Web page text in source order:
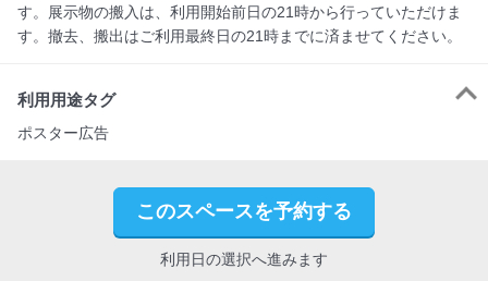
す。展示物の搬入は、利用開始前日の21時から行っていただけま
す。撤去、搬出はご利用最終日の21時までに済ませてください。
利用用途タグ
ポスター広告
このスペースを予約する
利用日の選択へ進みます